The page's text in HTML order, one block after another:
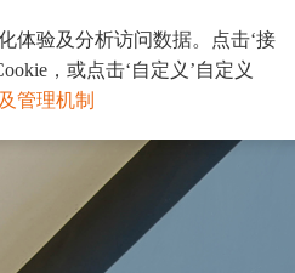
课程与教学 办学成绩 校园生活
体验及分析访问数据。点击‘接
，或点击‘自定义’自定义
管理机制